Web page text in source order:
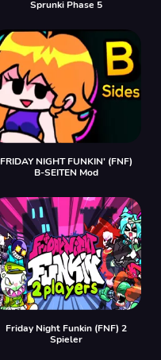
Sprunki Phase 5
FRIDAY NIGHT FUNKIN' (FNF)
B-SEITEN Mod
Friday Night Funkin (FNF) 2
Spieler